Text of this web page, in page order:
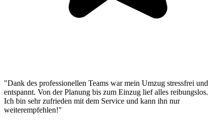
"Dank des professionellen Teams war mein Umzug stressfrei und
entspannt. Von der Planung bis zum Einzug lief alles reibungslos.
Ich bin sehr zufrieden mit dem Service und kann ihn nur
weiterempfehlen!"